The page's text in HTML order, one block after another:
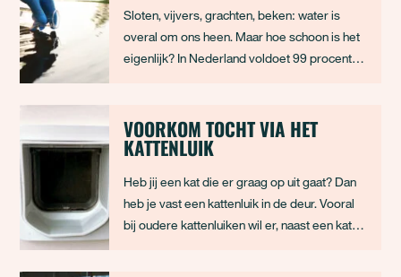
Sloten, vijvers, grachten, beken: water is
overal om ons heen. Maar hoe schoon is het
eigenlijk? In Nederland voldoet 99 procent
Doe mee aan ons wateronderzoek en vertel
ons wat jij ziet, ervaart en waar je je zorgen o
VOORKOM TOCHT VIA HET
KATTENLUIK
Heb jij een kat die er graag op uit gaat? Dan
heb je vast een kattenluik in de deur. Vooral
bij oudere kattenluiken wil er, naast een kat,